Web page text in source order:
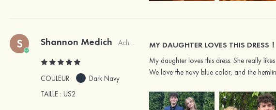
S Shannon Medich Acheteur vérifié
COULEUR :
Dark Navy
TAILLE : US2
MY DAUGHTER LOVES THIS DRESS！
My daughter loves this dress. She really
We love the navy blue color, and the